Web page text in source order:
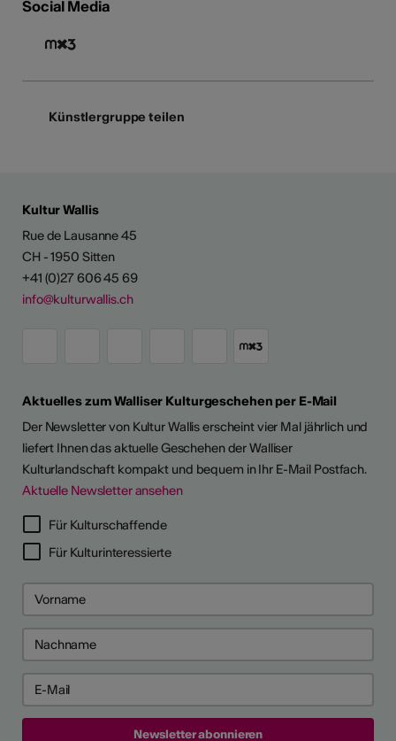
Social Media
Künstlergruppe teilen
Kultur Wallis
Rue de Lausanne 45
CH - 1950 Sitten
+41 (0)27 606 45 69
info@kulturwallis.ch
Aktuelles zum Walliser Kulturgeschehen per E-Mail
Der Newsletter von Kultur Wallis erscheint vier Mal jährlich und
liefert Ihnen das aktuelle Geschehen der Walliser
Kulturlandschaft kompakt und bequem in Ihr E-Mail Postfach.
Aktuelle Newsletter ansehen
Für Kulturschaffende
Für Kulturinteressierte